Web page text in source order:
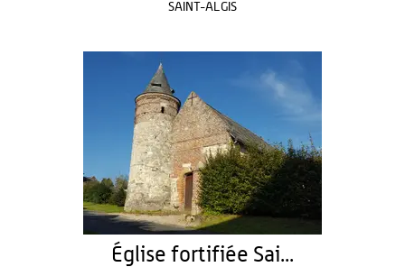
SAINT-ALGIS
Église fortifiée Sai...